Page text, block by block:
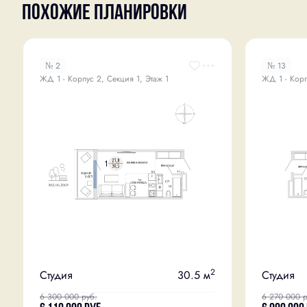
Похожие планировки
№ 2
ЖД 1 - Корпус 2, Секция 1, Этаж 1
Студия 30.5 м2
6 300 000руб.
№ 13
ЖД 1 -
Студия
6 270 000